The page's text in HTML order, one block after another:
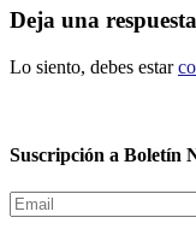
Deja una respuesta
Lo siento, debes estar
Suscripción a Boletín